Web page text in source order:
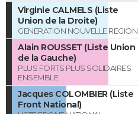
Virginie CALMELS (Liste
Union de la Droite)
GENERATION NOUVELLE REGION
Alain ROUSSET (Liste Union
de la Gauche)
PLUS FORTS PLUS SOLIDAIRES
ENSEMBLE
Jacques COLOMBIER (Liste
Front National)